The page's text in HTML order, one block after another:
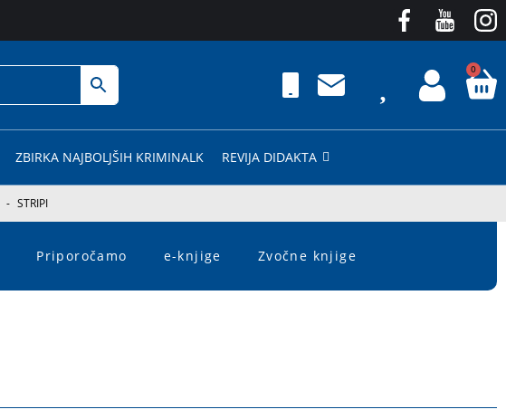
0
ZBIRKA NAJBOLJŠIH KRIMINALK REVIJA DIDAKTA
- STRIPI
Priporočamo e-knjige Zvočne knjige